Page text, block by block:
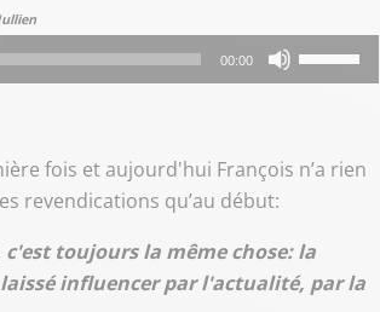
00:00
les
pour
le
fois et aujourd'hui François n’a rien
revendications qu’au début:
toujours la même chose: la
influencer par l'actualité, par la